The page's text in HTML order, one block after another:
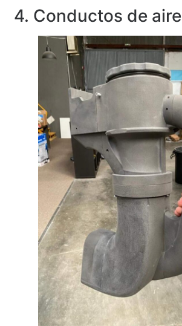
4. Conductos de aire